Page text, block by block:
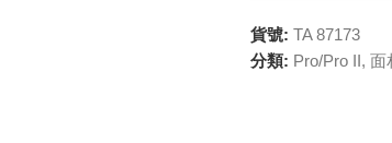
貨號: TA 87173
分類: Pro/Pro II, 面